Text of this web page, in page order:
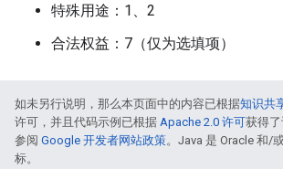
特殊用途：1、2
合法权益：7（仅为选填项）
如未另行说明，那么本页面中的内容已根据知识共
许可，并且代码示例已根据 Apache 2.0 许可获得
参阅 Google 开发者网站政策。Java 是 Oracle 和/
标。